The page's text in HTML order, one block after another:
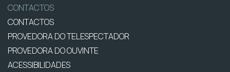
CONTACTOS
CONTACTOS
PROVEDORA DO TELESPECTADOR
PROVEDORA DO OUVINTE
ACESSIBILIDADES